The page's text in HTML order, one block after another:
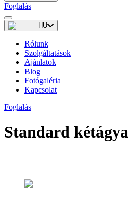
Foglalás
HU
Rólunk
Szolgáltatások
Ajánlatok
Blog
Fotógaléria
Kapcsolat
Foglalás
Standard